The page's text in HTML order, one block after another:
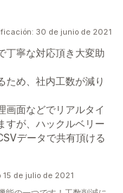
30 de junio de 2021
丁寧な対応頂き大変助
ため、社内工数が減り
画面などでリアルタイ
すが、ハックルベリー
データで共有頂ける
15 de julio de 2021